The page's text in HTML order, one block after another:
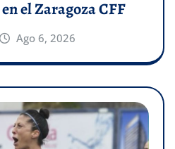
el Zaragoza CFF
Ago 6, 2026